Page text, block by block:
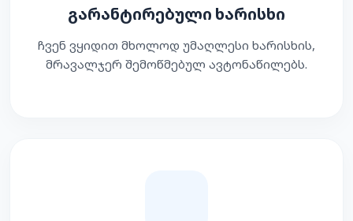
გარანტირებული ხარისხი
ჩვენ ვყიდით მხოლოდ უმაღლესი ხარისხის,
მრავალჯერ შემოწმებულ ავტონაწილებს.